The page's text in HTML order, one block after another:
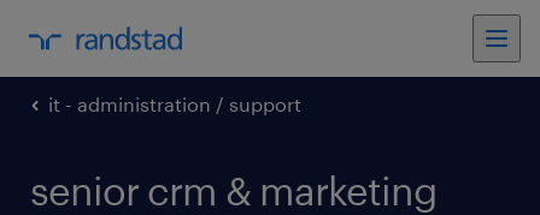
it - administration / support
senior crm & marketing